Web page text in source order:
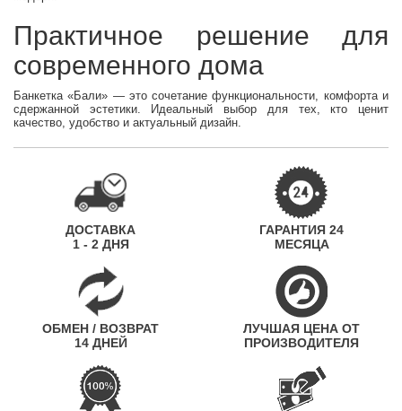
Практичное решение для
современного дома
Банкетка «Бали» — это сочетание функциональности, комфорта и
сдержанной эстетики. Идеальный выбор для тех, кто ценит
качество, удобство и актуальный дизайн.
ДОСТАВКА
1 - 2 ДНЯ
ГАРАНТИЯ 24
МЕСЯЦА
ОБМЕН / ВОЗВРАТ
14 ДНЕЙ
ЛУЧШАЯ ЦЕНА ОТ
ПРОИЗВОДИТЕЛЯ